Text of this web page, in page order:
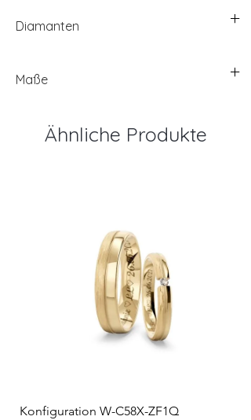
Diamanten
Maße
Ähnliche Produkte
Konfiguration W-C58X-ZF1Q